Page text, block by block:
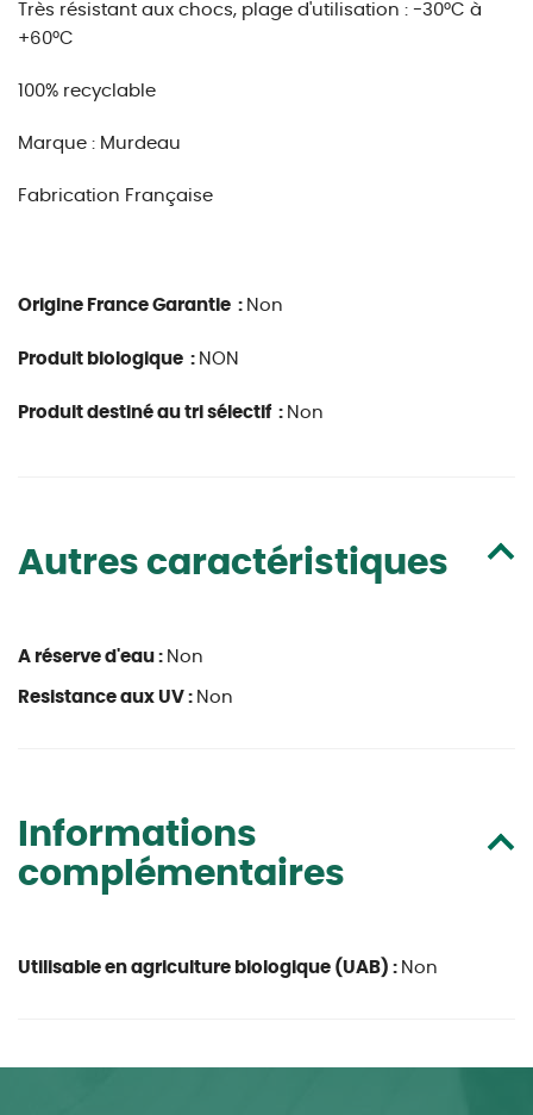
Très résistant aux chocs, plage d'utilisation : -30°C à
+60°C
100% recyclable
Marque : Murdeau
Fabrication Française
Origine France Garantie : Non
Produit biologique : NON
Produit destiné au tri sélectif : Non
Autres caractéristiques
A réserve d'eau : Non
Resistance aux UV : Non
Informations
complémentaires
Utilisable en agriculture biologique (UAB) : Non